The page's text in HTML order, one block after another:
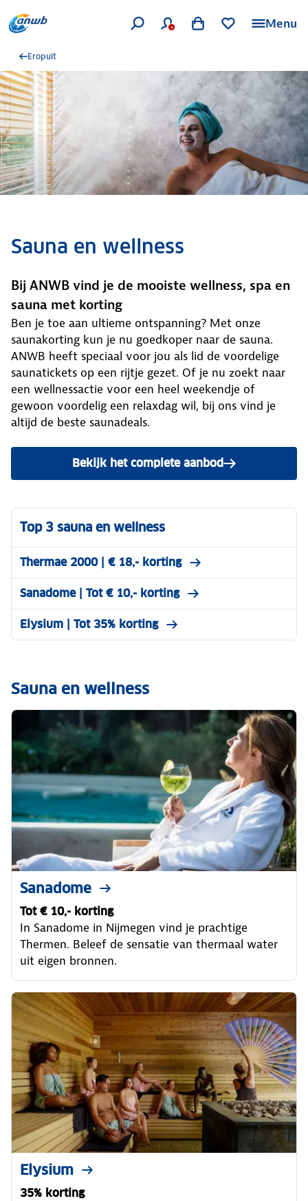
Menu
Eropuit
Sauna en wellness
Bij ANWB vind je de mooiste wellness, spa en
sauna met korting
Ben je toe aan ultieme ontspanning? Met onze
saunakorting kun je nu goedkoper naar de sauna.
ANWB heeft speciaal voor jou als lid de voordelige
saunatickets op een rijtje gezet. Of je nu zoekt naar
een wellnessactie voor een heel weekendje of
gewoon voordelig een relaxdag wil, bij ons vind je
altijd de beste saunadeals.
Bekijk het complete aanbod
Top 3 sauna en wellness
Thermae 2000 | € 18,- korting
Sanadome | Tot € 10,- korting
Elysium | Tot 35% korting
Sauna en wellness
Sanadome
Tot € 10,- korting
In Sanadome in Nijmegen vind je prachtige
Thermen. Beleef de sensatie van thermaal water
uit eigen bronnen.
Elysium
35% korting